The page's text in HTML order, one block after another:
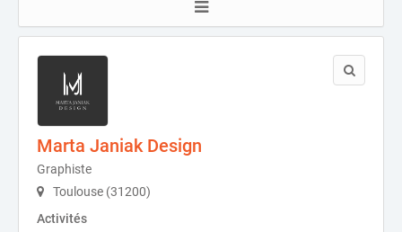
Marta Janiak Design
Graphiste
Toulouse (31200)
Activités